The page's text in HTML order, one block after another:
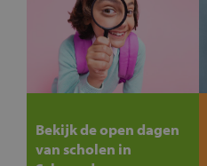
Bekijk de open dagen
van scholen in